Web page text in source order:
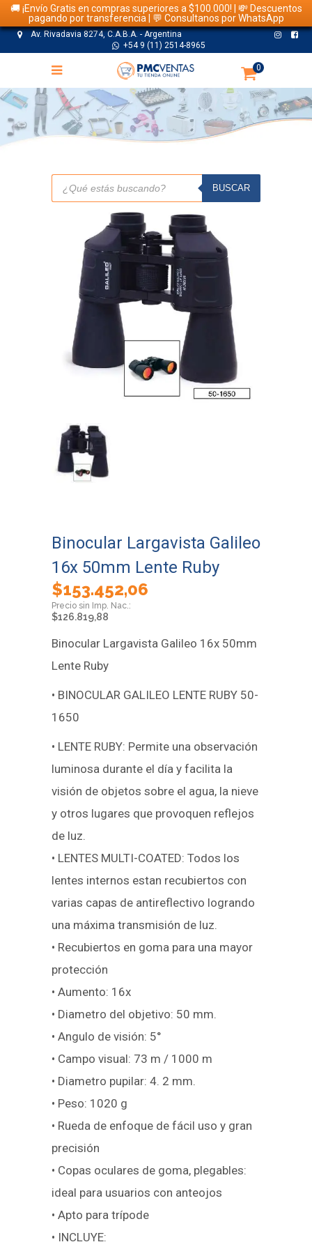
🚚 ¡Envío Gratis en compras superiores a $100.000! | 💸 Descuentos
pagando por transferencia | 💬 Consultanos por WhatsApp
Av. Rivadavia 8274, C.A.B.A. - Argentina
+54 9 (11) 2514-8965
0
TIENDA
Búsqueda
productos
BUSCAR
Binocular Largavista Galileo
16x 50mm Lente Ruby
$153.452,06
$126.819,88
Binocular Largavista Galileo 16x 50mm
Lente Ruby
• BINOCULAR GALILEO LENTE RUBY 50-
1650
• LENTE RUBY: Permite una observación
luminosa durante el día y facilita la
visión de objetos sobre el agua, la nieve
y otros lugares que provoquen reflejos
de luz.
• LENTES MULTI-COATED: Todos los
lentes internos estan recubiertos con
varias capas de antireflectivo logrando
una máxima transmisión de luz.
• Recubiertos en goma para una mayor
protección
• Aumento: 16x
• Diametro del objetivo: 50 mm.
• Angulo de visión: 5°
• Campo visual: 73 m / 1000 m
• Diametro pupilar: 4. 2 mm.
• Peso: 1020 g
• Rueda de enfoque de fácil uso y gran
precisión
• Copas oculares de goma, plegables:
ideal para usuarios con anteojos
• Apto para trípode
• INCLUYE: